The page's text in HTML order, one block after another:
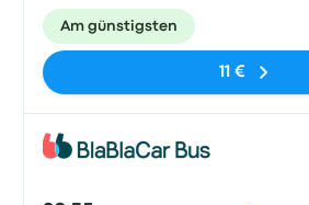
Hbf
Am günstigsten
11 €